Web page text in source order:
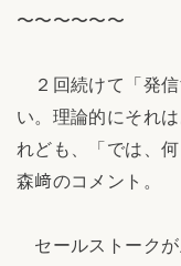
〜〜〜〜〜〜
２回続けて「発信
い。理論的にそれ
れども、「では、
森﨑のコメント。
セールストークが